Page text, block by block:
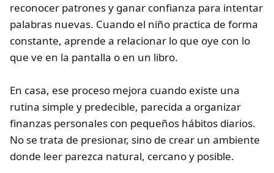
reconocer patrones y ganar confianza para intentar
palabras nuevas. Cuando el niño practica de forma
constante, aprende a relacionar lo que oye con lo
que ve en la pantalla o en un libro.
En casa, ese proceso mejora cuando existe una
rutina simple y predecible, parecida a organizar
finanzas personales con pequeños hábitos diarios.
No se trata de presionar, sino de crear un ambiente
donde leer parezca natural, cercano y posible.